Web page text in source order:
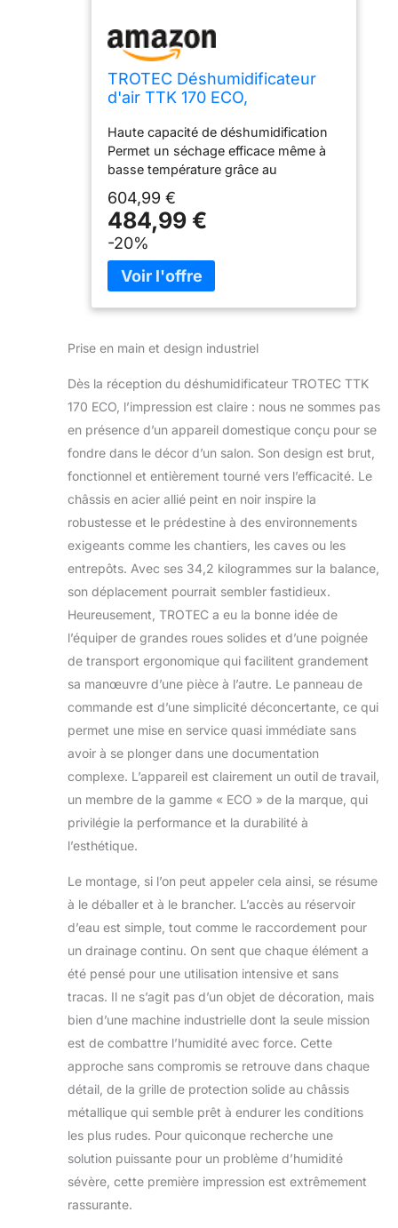
TROTEC Déshumidificateur
d'air TTK 170 ECO,
Haute capacité de déshumidification
Permet un séchage efficace même à
basse température grâce au
dégivrage à gaz chaud. Construction
robuste Carrosserie en acier, monté
sur roulettes avec poignée pour une
manipulation aisée. Utilisation flexible
Fonctionnement en continu avec
option de raccordement pour
transport et le stockage dans toutes
accessoires Prise intégrée pour
hygrostat externe ; compteur
d’heures de service inclus.
604,99 €
484,99 €
-20%
Prise en main et design industriel
Dès la réception du déshumidificateur TROTEC TTK
170 ECO, l’impression est claire : nous ne sommes pas
en présence d’un appareil domestique conçu pour se
fondre dans le décor d’un salon. Son design est brut,
fonctionnel et entièrement tourné vers l’efficacité. Le
châssis en acier allié peint en noir inspire la
robustesse et le prédestine à des environnements
exigeants comme les chantiers, les caves ou les
entrepôts. Avec ses 34,2 kilogrammes sur la balance,
son déplacement pourrait sembler fastidieux.
Heureusement, TROTEC a eu la bonne idée de
l’équiper de grandes roues solides et d’une poignée
de transport ergonomique qui facilitent grandement
sa manœuvre d’une pièce à l’autre. Le panneau de
commande est d’une simplicité déconcertante, ce qui
permet une mise en service quasi immédiate sans
avoir à se plonger dans une documentation
complexe. L’appareil est clairement un outil de travail,
un membre de la gamme « ECO » de la marque, qui
privilégie la performance et la durabilité à
l’esthétique.
Le montage, si l’on peut appeler cela ainsi, se résume
à le déballer et à le brancher. L’accès au réservoir
d’eau est simple, tout comme le raccordement pour
un drainage continu. On sent que chaque élément a
été pensé pour une utilisation intensive et sans
tracas. Il ne s’agit pas d’un objet de décoration, mais
bien d’une machine industrielle dont la seule mission
est de combattre l’humidité avec force. Cette
approche sans compromis se retrouve dans chaque
détail, de la grille de protection solide au châssis
métallique qui semble prêt à endurer les conditions
les plus rudes. Pour quiconque recherche une
solution puissante pour un problème d’humidité
sévère, cette première impression est extrêmement
rassurante.